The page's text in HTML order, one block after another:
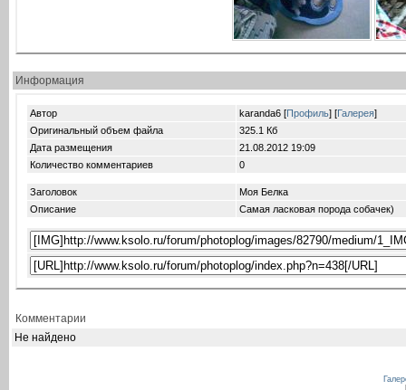
Информация
Автор karanda6 [Профиль] [Галерея]
Оригинальный объем файла
325.1 Кб
Дата размещения
21.08.2012 19:09
Количество комментариев
0
Заголовок
Моя Белка
Описание
Самая ласковая порода собачек)
Комментарии
Не найдено